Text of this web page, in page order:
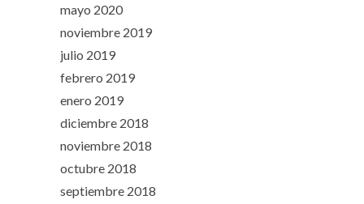
mayo 2020
noviembre 2019
julio 2019
febrero 2019
enero 2019
diciembre 2018
noviembre 2018
octubre 2018
septiembre 2018